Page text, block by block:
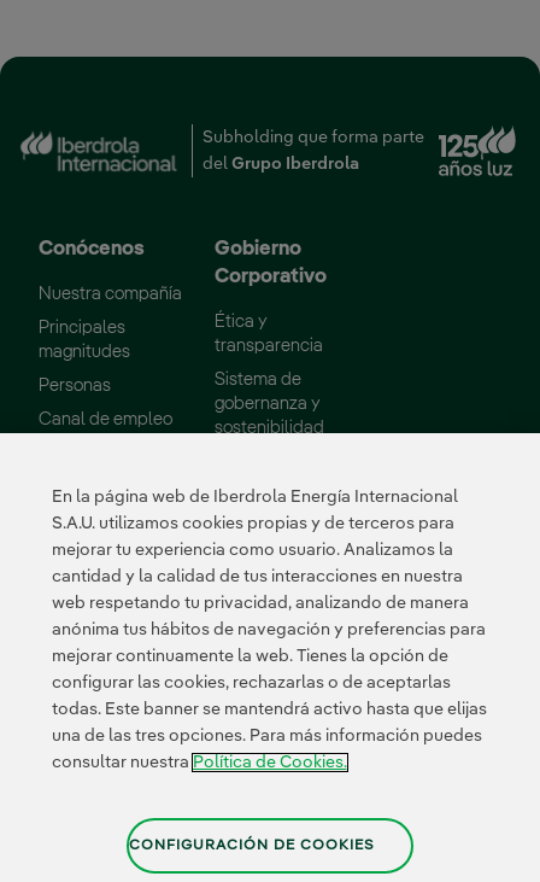
Subholding que forma parte
del Grupo IberdrolaEnlace externo, se
Conócenos
Nuestra compañía
Principales
magnitudes
Personas
Canal de empleoEnlace externo, se abre en ventana nueva.
Gobierno
Corporativo
Ética y
transparencia
Sistema de
gobernanza y
sostenibilidad
Administración
Informes
Sostenibilidad
Nuestros
Medio ambiente
Innovación
Proveedores
Portal de Proveedor
En la página web de Iberdrola Energía Internacional
S.A.U. utilizamos cookies propias y de terceros para
mejorar tu experiencia como usuario. Analizamos la
cantidad y la calidad de tus interacciones en nuestra
web respetando tu privacidad, analizando de manera
anónima tus hábitos de navegación y preferencias para
mejorar continuamente la web. Tienes la opción de
configurar las cookies, rechazarlas o de aceptarlas
todas. Este banner se mantendrá activo hasta que elijas
una de las tres opciones. Para más información puedes
consultar nuestra Política de Cookies.
CONFIGURACIÓN DE COOKIES